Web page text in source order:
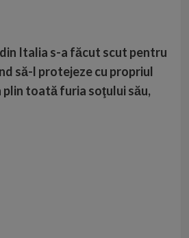
Italia s-a făcut scut pentru
să-l protejeze cu propriul
plin toată furia soţului său,